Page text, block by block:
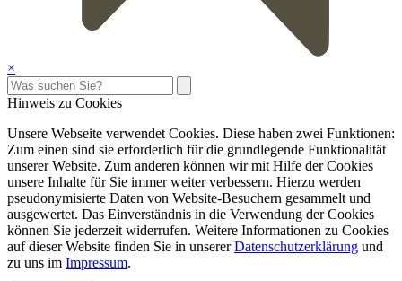
×
Hinweis zu Cookies
Unsere Webseite verwendet Cookies. Diese haben zwei Funktionen:
Zum einen sind sie erforderlich für die grundlegende Funktionalität
unserer Website. Zum anderen können wir mit Hilfe der Cookies
unsere Inhalte für Sie immer weiter verbessern. Hierzu werden
pseudonymisierte Daten von Website-Besuchern gesammelt und
ausgewertet. Das Einverständnis in die Verwendung der Cookies
können Sie jederzeit widerrufen. Weitere Informationen zu Cookies
auf dieser Website finden Sie in unsererDatenschutzerklärung und
zu uns im Impressum.